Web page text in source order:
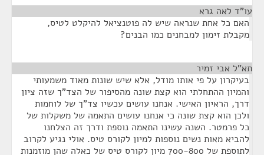
עו"ד לאה גרא
האם כל אחת שנראה שיש לה פוטנציאל להיקלט לטיס,
מקבלת זימון למבחנים כמו הבנים?
תא"ל אבי זמיר
בעיקרון על פי אותו מודל, אלא שיש שונות מאוד משמעותי
והמיון ההתחלתי הוא קצת שונה מהסיפור של הצד"ך שזה ציון
דרך, הראיון האישי. אנחנו עושים עכשיו צד"ך של לוחמות
ולכן הוא קצת שונה כי אנחנו עושים התאמה של משקלות של
כל פרמטר. השנה עשינו התאמה נוספת ודרך זה הצלחנו
להביא מאות נשים נוספות למיון לקורס טיס. אולי נגיע לקרוב
לתוספת של 700-800 מיון לקורס טיס של כאלה שהן מוזמנות